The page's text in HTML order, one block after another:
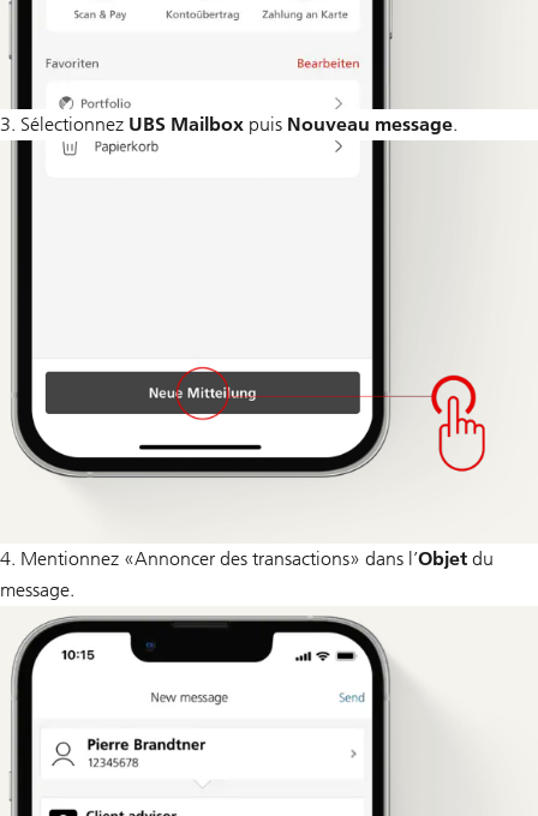
3. Sélectionnez UBS Mailbox puis Nouveau message.
4. Mentionnez «Annoncer des transactions» dans l’Objet du
message.